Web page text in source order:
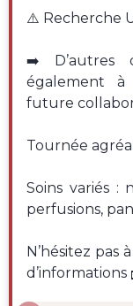
⚠️ Recherche
➡️ D’autres
également à
future
Soins variés :
perfusions,
N’hésitez
d’informations